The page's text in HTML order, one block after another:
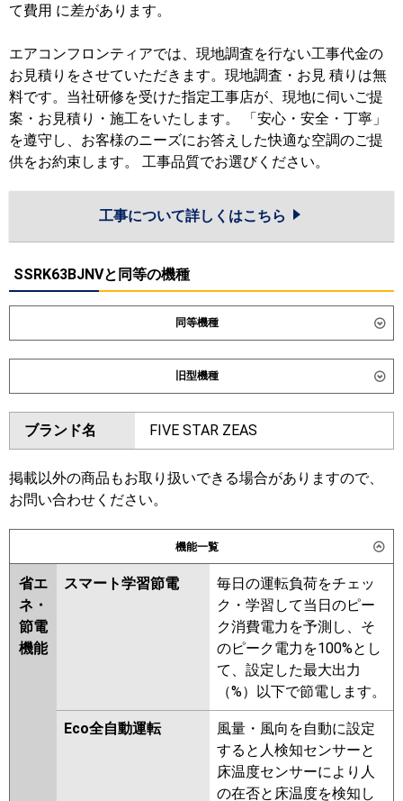
て費用 に差があります。
エアコンフロンティアでは、現地調査を行ない工事代金の
お見積りをさせていただきます。現地調査・お見 積りは無
料です。当社研修を受けた指定工事店が、現地に伺いご提
案・お見積り・施工をいたします。 「安心・安全・丁寧」
を遵守し、お客様のニーズにお答えした快適な空調のご提
供をお約束します。 工事品質でお選びください。
工事について詳しくはこちら
SSRK63BJNVと同等の機種
同等機種
ダイキン SSRK63DNV SSRK63DV
東芝
GSXA06313JMUB
GSXA06313JXU
三菱電機 PMZ-ZRMP63SF6 PMZ-
ZRMP63SFF6
日立 RCIS-GP63RGHJ8
FDTSZ636HK6S
パナソニック PA-P63D7SGC PA-P63D7SGNC
旧型機種
ダイキン SSRK63CNV SSRK63CV
SSRK63BYNV SSRK63BYV
SSRK63BJV SSRK63BFV
SSRK63BFNV SSRK63BCV
SSRK63BCNV
東芝
RSXA06333JMUB
RSXA06333JMU
三菱電機 PMZ-ZRMP63SF5 PMZ-
ZRMP63SFF5 PMZ-ZRMP63SF4
PMZ-ZRMP63SFF4 PMZ-
ZRMP63SFF3
PMZ-ZRMP63SF3
PMZ-ZRMP63SF2 PMZ-
ZRMP63SFF2
PMZ-ZRMP63SFFZ
PMZ-ZRMP63SFZ PMZ-
ZRMP63SFY PMZ-ZRMP63SFFY
PMZ-ZRMP63SFFV PMZ-
ZRMP63SFV PMZ-ZRMP63SFR
ブランド名 FIVE STAR ZEAS
掲載以外の商品もお取り扱いできる場合がありますので、
お問い合わせください。
機能一覧
省エ
ネ・
節電
機能
スマート学習節電
毎日の運転負荷をチェッ
ク・学習して当日のピー
ク消費電力を予測し、そ
のピーク電力を100%とし
て、設定した最大出力
（%）以下で節電します。
Eco全自動運転
風量・風向を自動に設定
すると人検知センサーと
床温度センサーにより人
の在否と床温度を検知し